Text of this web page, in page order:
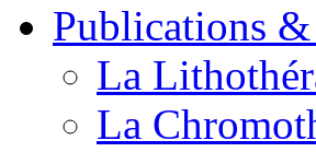
Publications
La
La